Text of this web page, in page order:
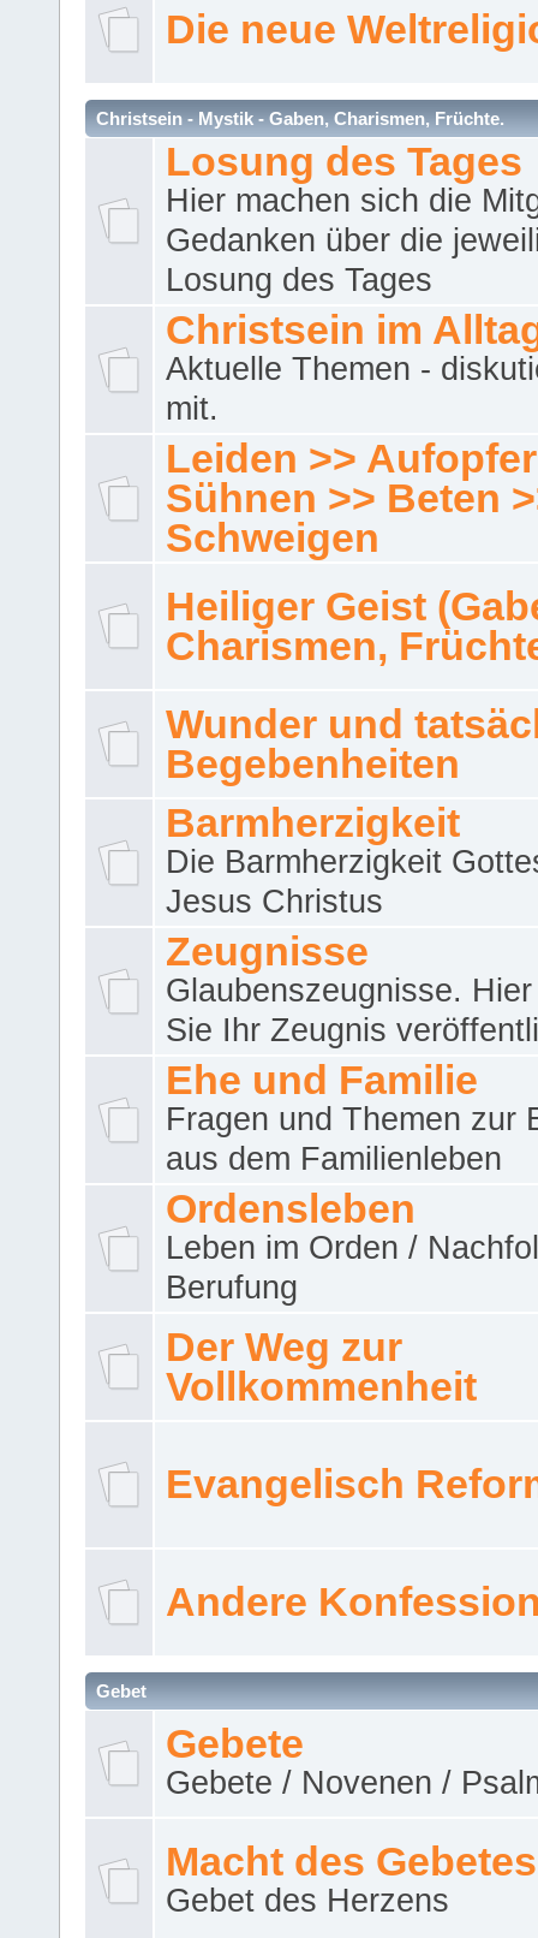
Die neue
Christsein - Mystik - Gaben, Charismen, Früchte.
Losung des Tages
Hier machen sich die
Gedanken über die
Losung des Tages
Christsein im
Aktuelle Themen -
mit.
Leiden >>
Sühnen >> Beten
Schweigen
Heiliger Geist
Charismen,
Wunder und
Begebenheiten
Barmherzigkeit
Die Barmherzigkeit
Jesus Christus
Zeugnisse
Glaubenszeugnisse.
Sie Ihr Zeugnis
Ehe und Familie
Fragen und Themen zur
aus dem Familienleben
Ordensleben
Leben im Orden /
Berufung
Der Weg zur
Vollkommenheit
Evangelisch
Andere
Gebet
Gebete
Gebete / Novenen /
Macht des Gebetes
Gebet des Herzens